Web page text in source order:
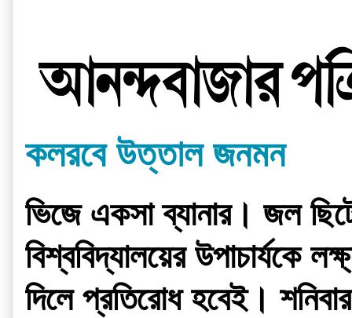
কলরবে উত্তাল জনমন
ভিজে একসা ব্যানার। জল
বিশ্ববিদ্যালয়ের উপাচার্যকে
দিলে প্রতিরোধ হবেই।